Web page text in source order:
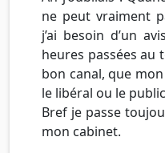
ne peut vraiment
j’ai besoin d’un
heures passées
bon canal, que
le libéral ou le
Bref je passe
mon cabinet.